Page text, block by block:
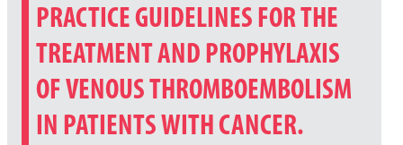
PRACTICE GUIDELINES FOR THE
TREATMENT AND PROPHYLAXIS
OF VENOUS THROMBOEMBOLISM
IN PATIENTS WITH CANCER.